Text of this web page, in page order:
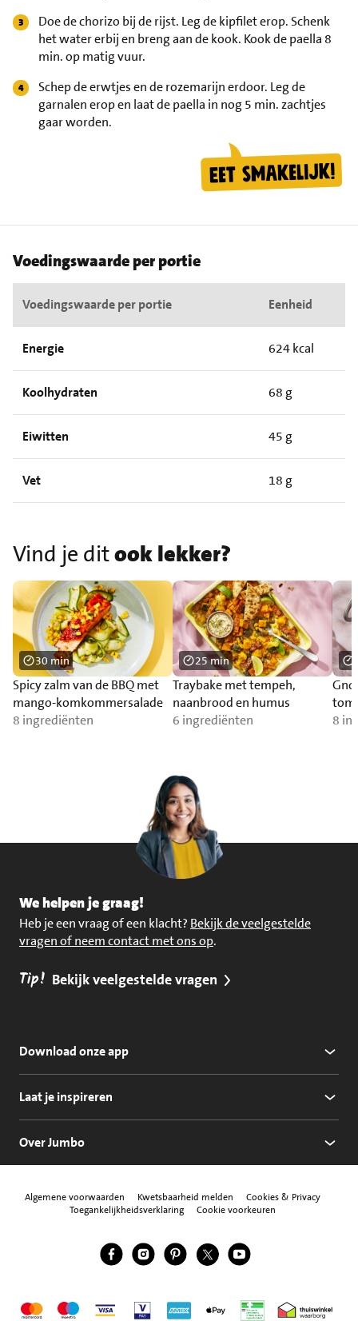
Doe de chorizo bij de rijst. Leg de kipfilet erop. Schenk
het water erbij en breng aan de kook. Kook de paella 8
min. op matig vuur.
Schep de erwtjes en de rozemarijn erdoor. Leg de
garnalen erop en laat de paella in nog 5 min. zachtjes
gaar worden.
Voedingswaarde per portie
Voedingswaarde per portie Eenheid
Energie 624 kcal
Koolhydraten 68 g
Eiwitten 45 g
Vet 18 g
Vind je ditook lekker?
Spicy zalm van de BBQ met
mango-komkommersalade
8 ingrediënten
30 min
Traybake met tempeh,
naanbrood en humus
6 ingrediënten
25 min
zalm
8
We helpen je graag!
Heb je een vraag of een klacht? Bekijk de veelgestelde
vragen of neem contact met ons op.
Tip! Bekijk veelgestelde vragen
Download onze app
Laat je inspireren
Over Jumbo
Algemene voorwaarden Kwetsbaarheid melden
Cookies & Privacy
Toegankelijkheidsverklaring
Cookie voorkeuren
Volg ons
Jumbo Facebook
Jumbo Instagram
Jumbo Pinterest
Jumbo Twitter
Jumbo YouTube
MastercardMaestroVisa Vpay American Express
Apple Pay Thuiswinkel